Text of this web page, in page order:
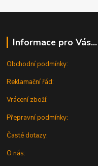
Informace pro Vás...
Obchodní podmínky:
Reklamační řád:
Vrácení zboží:
Přepravní podmínky:
Časté dotazy:
O nás: